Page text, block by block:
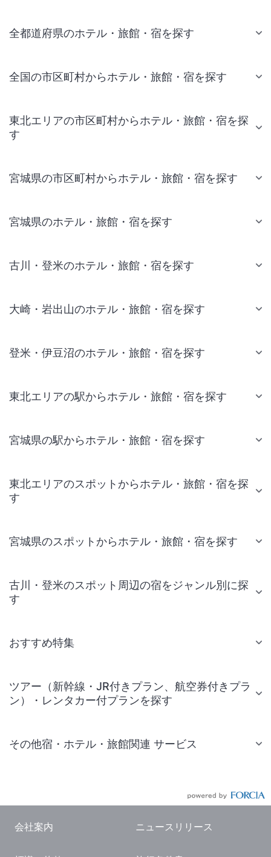
全都道府県のホテル・旅館・宿を探す
全国の市区町村からホテル・旅館・宿を探す
東北エリアの市区町村からホテル・旅館・宿を探
す
宮城県の市区町村からホテル・旅館・宿を探す
宮城県のホテル・旅館・宿を探す
古川・登米のホテル・旅館・宿を探す
大崎・岩出山のホテル・旅館・宿を探す
登米・伊豆沼のホテル・旅館・宿を探す
東北エリアの駅からホテル・旅館・宿を探す
宮城県の駅からホテル・旅館・宿を探す
東北エリアのスポットからホテル・旅館・宿を探
す
宮城県のスポットからホテル・旅館・宿を探す
古川・登米のスポット周辺の宿をジャンル別に探
す
おすすめ特集
ツアー（新幹線・JR付きプラン、航空券付きプラ
ン）・レンタカー付プランを探す
その他宿・ホテル・旅館関連 サービス
会社案内 ニュースリリース